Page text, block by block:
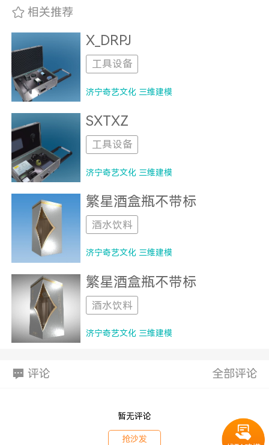
工业照明、户外照明等八大系列，其主导产品为：1、LED灯丝
灯、LED工矿灯 2、普通照明、局部照明、灯泡、玻壳、灯罩等。
公司秉承“质量至上、信誉第一、服务为先”的企业理念、以天时、
地利、人和的优势，宽松的外部环境，竭诚欢迎中外客户光临!
相关推荐
X_DRPJ
工具设备
济宁奇艺文化 三维建模
SXTXZ
工具设备
济宁奇艺文化 三维建模
繁星酒盒瓶不带标
酒水饮料
济宁奇艺文化 三维建模
繁星酒盒瓶不带标
酒水饮料
济宁奇艺文化 三维建模
评论 全部评论
暂无评论
抢沙发